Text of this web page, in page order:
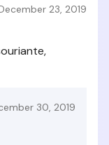
23, 2019
30, 2019